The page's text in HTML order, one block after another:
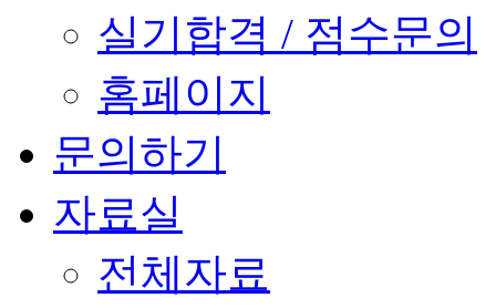
실기합격 / 점수문의
홈페이지
문의하기
자료실
전체자료